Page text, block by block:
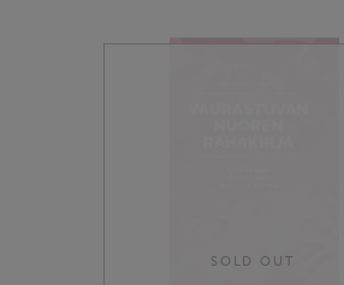
SOLD OUT